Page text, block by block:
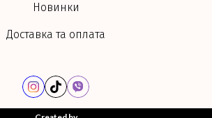
Новинки
Доставка та оплата